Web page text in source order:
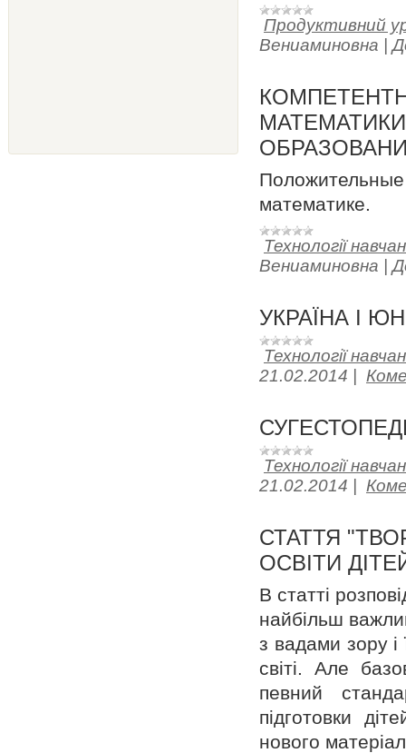
Продуктивний
Вениаминовна |
математике.
Технології
Вениаминовна |
УКРАЇНА І
Технології
21.02.2014
Технології
21.02.2014
СТАТТЯ
ОСВІТИ
В статті
найбільш
з вадами зору і
світі. Але
певний
підготовки
нового